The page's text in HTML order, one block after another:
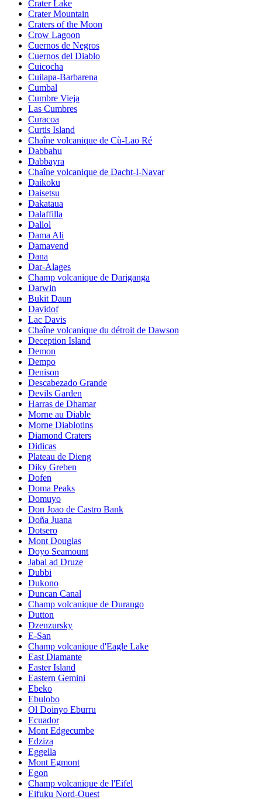
Crater Lake
Crater Mountain
Craters of the Moon
Crow Lagoon
Cuernos de Negros
Cuernos del Diablo
Cuicocha
Cuilapa-Barbarena
Cumbal
Cumbre Vieja
Las Cumbres
Curacoa
Curtis Island
Chaîne volcanique de Cù-Lao Ré
Dabbahu
Dabbayra
Chaîne volcanique de Dacht-I-Navar
Daikoku
Daisetsu
Dakataua
Dalaffilla
Dallol
Dama Ali
Damavend
Dana
Dar-Alages
Champ volcanique de Dariganga
Darwin
Bukit Daun
Davidof
Lac Davis
Chaîne volcanique du détroit de Dawson
Deception Island
Demon
Dempo
Denison
Descabezado Grande
Devils Garden
Harras de Dhamar
Morne au Diable
Morne Diablotins
Diamond Craters
Didicas
Plateau de Dieng
Diky Greben
Dofen
Doma Peaks
Domuyo
Don Joao de Castro Bank
Doña Juana
Dotsero
Mont Douglas
Doyo Seamount
Jabal ad Druze
Dubbi
Dukono
Duncan Canal
Champ volcanique de Durango
Dutton
Dzenzursky
E-San
Champ volcanique d'Eagle Lake
East Diamante
Easter Island
Eastern Gemini
Ebeko
Ebulobo
Ol Doinyo Eburru
Ecuador
Mont Edgecumbe
Edziza
Eggella
Mont Egmont
Egon
Champ volcanique de l'Eifel
Eifuku Nord-Ouest